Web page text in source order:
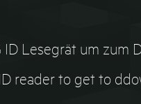
ID Lesegrät um
reader to get to